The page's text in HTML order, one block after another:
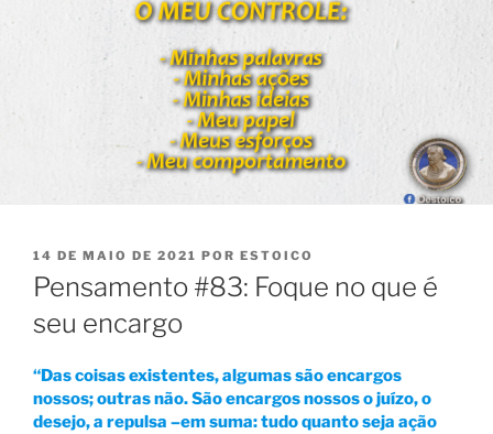
PUBLICADO
EM
14 DE MAIO DE 2021 POR ESTOICO
Pensamento #83: Foque no que é
seu encargo
“Das coisas existentes, algumas são encargos
nossos; outras não. São encargos nossos o juízo, o
desejo, a repulsa –em suma: tudo quanto seja ação